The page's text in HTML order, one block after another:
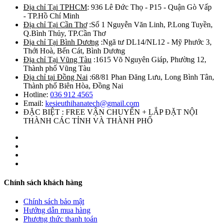
Địa chỉ Tại TPHCM: 936 Lê Đức Thọ - P15 - Quận Gò Vấp
- TP.Hồ Chí Minh
Địa chỉ Tại Cần Thơ:Số 1 Nguyễn Văn Linh, P.Long Tuyền,
Q.Bình Thủy, TP.Cần Thơ
Địa chỉ Tại Bình Dương :Ngã tư DL14/NL12 - Mỹ Phước 3,
Thới Hoà, Bến Cát, Bình Dương
Địa chỉ Tại Vũng Tàu :1615 Võ Nguyên Giáp, Phường 12,
Thành phố Vũng Tàu
Địa chỉ tại Đồng Nai :68/81 Phan Đăng Lưu, Long Bình Tân,
Thành phố Biên Hòa, Đồng Nai
Hotline: 036 912 4565
Email: kesieuthihanatech@gmail.com
ĐẶC BIỆT : FREE VẬN CHUYỂN + LẮP ĐẶT NỘI
THÀNH CÁC TỈNH VÀ THÀNH PHỐ
Chính sách khách hàng
Chính sách bảo mật
Hướng dẫn mua hàng
Phương thức thanh toán